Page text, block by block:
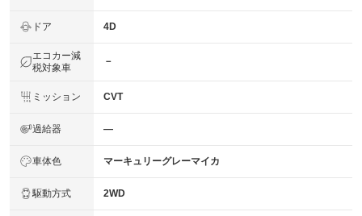
ドア 4D
エコカー減
税対象車
－
ミッション CVT
過給器 ―
車体色 マーキュリーグレーマイカ
駆動方式 2WD